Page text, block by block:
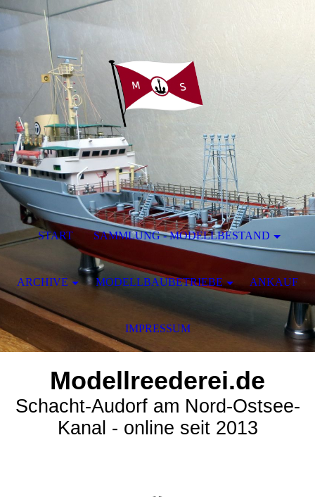
Modellreederei.de
Schacht-Audorf am Nord-Ostsee-
Kanal - online seit 2013
START SAMMLUNG - MODELLBESTAND
ARCHIVE MODELLBAUBETRIEBE ANKAUF
IMPRESSUM